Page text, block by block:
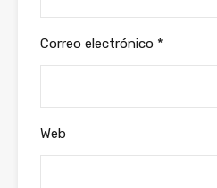
Correo electrónico *
Web